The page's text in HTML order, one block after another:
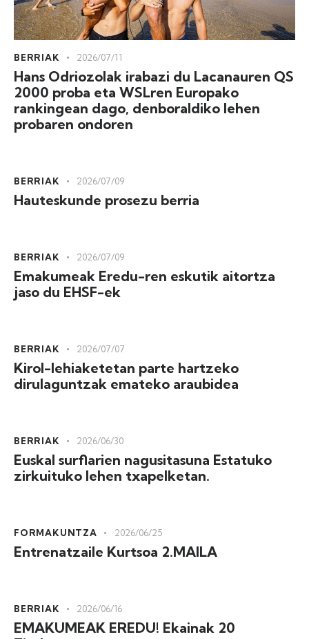
BERRIAK 2026/07/11
Hans Odriozolak irabazi du Lacanauren QS
2000 proba eta WSLren Europako
rankingean dago, denboraldiko lehen
probaren ondoren
BERRIAK 2026/07/09
Hauteskunde prosezu berria
BERRIAK 2026/07/09
Emakumeak Eredu-ren eskutik aitortza
jaso du EHSF-ek
BERRIAK 2026/07/07
Kirol-lehiaketetan parte hartzeko
dirulaguntzak emateko araubidea
BERRIAK 2026/06/30
Euskal surflarien nagusitasuna Estatuko
zirkuituko lehen txapelketan.
FORMAKUNTZA 2026/06/25
Entrenatzaile Kurtsoa 2.MAILA
BERRIAK 2026/06/16
EMAKUMEAK EREDU! Ekainak 20